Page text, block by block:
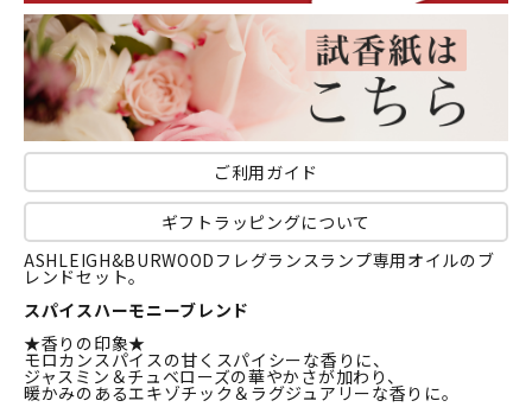
ご利用ガイド
ギフトラッピングについて
ASHLEIGH&BURWOODフレグランスランプ専用オイルのブ
レンドセット。
スパイスハーモニーブレンド
★香りの印象★
モロカンスパイスの甘くスパイシーな香りに、
ジャスミン＆チュベローズの華やかさが加わり、
暖かみのあるエキゾチック＆ラグジュアリーな香りに。